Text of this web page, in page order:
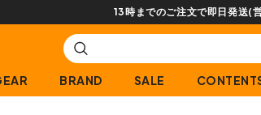
【会員限定】交換送料片道
BRAND SALE